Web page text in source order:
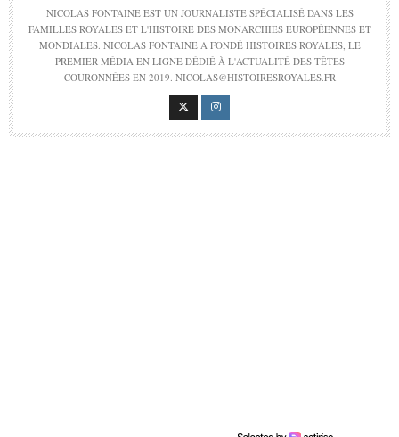
NICOLAS FONTAINE EST UN JOURNALISTE SPÉCIALISÉ DANS LES
FAMILLES ROYALES ET L'HISTOIRE DES MONARCHIES EUROPÉENNES ET
MONDIALES. NICOLAS FONTAINE A FONDÉ HISTOIRES ROYALES, LE
PREMIER MÉDIA EN LIGNE DÉDIÉ À L'ACTUALITÉ DES TÊTES
COURONNÉES EN 2019. NICOLAS@HISTOIRESROYALES.FR